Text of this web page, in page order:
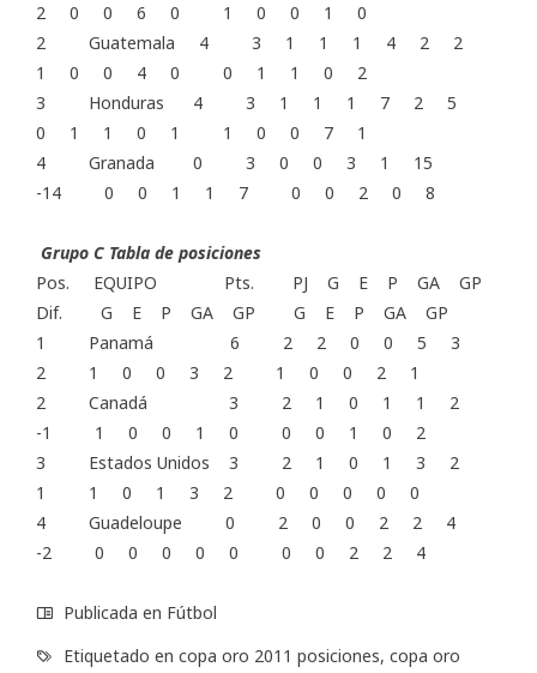
2 0 0 6 0 1 0 0 1 0
2 Guatemala 4 3 1 1 1 4 2 2
1 0 0 4 0 0 1 1 0 2
3 Honduras 4 3 1 1 1 7 2 5
0 1 1 0 1 1 0 0 7 1
4 Granada 0 3 0 0 3 1 15
-14 0 0 1 1 7 0 0 2 0 8
Grupo C Tabla de posiciones
Pos. EQUIPO Pts. PJ G E P GA GP
Dif. G E P GA GP G E P GA GP
1 Panamá 6 2 2 0 0 5 3
2 1 0 0 3 2 1 0 0 2 1
2 Canadá 3 2 1 0 1 1 2
-1 1 0 0 1 0 0 0 1 0 2
3 Estados Unidos 3 2 1 0 1 3 2
1 1 0 1 3 2 0 0 0 0 0
4 Guadeloupe 0 2 0 0 2 2 4
-2 0 0 0 0 0 0 0 2 2 4
Publicada en Fútbol
Etiquetado en copa oro 2011 posiciones, copa oro